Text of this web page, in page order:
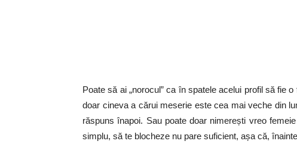
Poate să ai „norocul” ca în spatele acelui profil să fie
doar cineva a cărui meserie este cea mai veche din
răspuns înapoi. Sau poate doar nimerești vreo
simplu, să te blocheze nu pare suficient, așa că,